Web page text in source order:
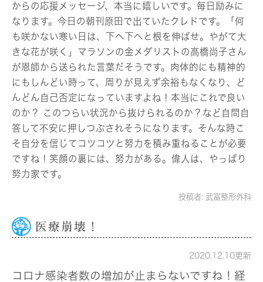
からの応援メッセージ、本当に嬉しいです。毎日励みに
なります。今日の朝刊原田で出ていたクレドです。「何
も咲かない寒い日は、下へ下へと根を伸ばせ。やがて大
きな花が咲く」マラソンの金メダリストの高橋尚子さん
が恩師から送られた言葉だそうです。肉体的にも精神的
にもしんどい時って、周りが見えず余裕もなくなり、ど
んどん自己否定になっていますよね！本当にこれで良い
のか？ このつらい状況から抜けられるのか？など自問自
答して不安に押しつぶされそうになります。そんな時こ
そ自分を信じてコツコツと努力を積み重ねることが必要
ですね！笑顔の裏には、努力がある。偉人は、やっぱり
努力家です。
投稿者: 武富整形外科
医療崩壊！
2020.12.10更新
コロナ感染者数の増加が止まらないですね！経